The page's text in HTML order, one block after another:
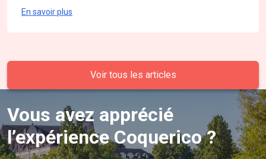
En savoir plus
Voir tous les articles
Vous avez apprécié
l’expérience Coquerico ?